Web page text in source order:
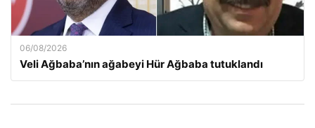
06/08/2026
Veli Ağbaba’nın ağabeyi Hür Ağbaba tutuklandı